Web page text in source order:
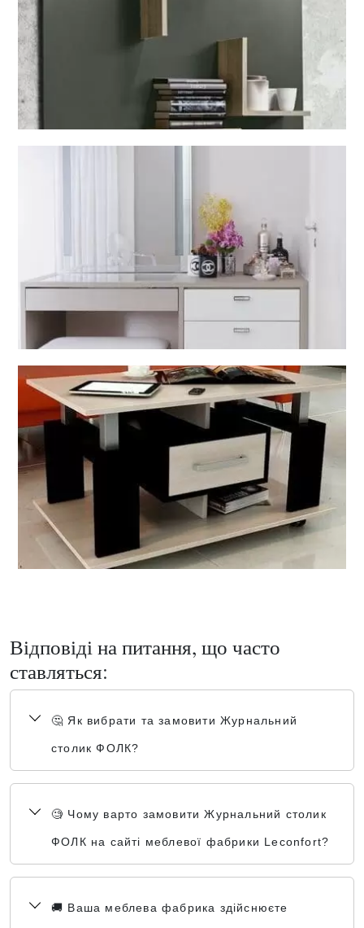
Відповіді на питання, що часто
ставляться:
🤔 Як вибрати та замовити Журнальний
столик ФОЛК?
🧐 Чому варто замовити Журнальний столик
ФОЛК на сайті меблевої фабрики Leconfort?
🚚 Ваша меблева фабрика здійснюєте